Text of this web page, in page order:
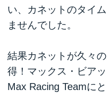
い、カネットのタイ
ませんでした。
結果カネットが久々
得！マックス・ビア
Max Racing Teamに